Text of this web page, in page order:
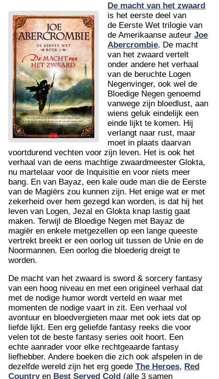
De macht van het zwaard
is het eerste deel van
de Eerste Wet trilogie van
de Amerikaanse auteurJoe
Abercrombie. De macht
van het zwaard vertelt
onder andere het verhaal
van de beruchte Logen
Negenvinger, ook wel de
Bloedige Negen genoemd
vanwege zijn bloedlust, aan
wiens geluk eindelijk een
einde lijkt te komen. Hij
verlangt naar rust, maar
moet in plaats daarvan
voortdurend vechten voor zijn leven. Het is ook het
verhaal van de eens machtige zwaardmeester Glokta,
nu martelaar voor de Inquisitie en voor niets meer
bang. En van Bayaz, een kale oude man die de Eerste
van de Magiërs zou kunnen zijn. Het enige wat er met
zekerheid over hem gezegd kan worden, is dat hij het
leven van Logen, Jezal en Glokta knap lastig gaat
maken. Terwijl de Bloedige Negen met Bayaz de
magiër en enkele metgezellen op een lange queeste
vertrekt breekt er een oorlog uit tussen de Unie en de
Noormannen. Een oorlog die bloederig dreigt te
worden.
De macht van het zwaard is sword & sorcery fantasy
van een hoog niveau en met een origineel verhaal dat
met de nodige humor wordt verteld en waar met
momenten de nodige vaart in zit. Een verhaal vol
avontuur en bloedvergieten maar met ook iets dat op
liefde lijkt. Een erg geliefde fantasy reeks die voor
velen tot de beste fantasy series ooit hoort. Een
echte aanrader voor elke rechtgeaarde fantasy
liefhebber. Andere boeken die zich ook afspelen in de
dezelfde wereld zijn het erg goede The Heroes, Red
Countryen Best Served Cold (alle 3 samen